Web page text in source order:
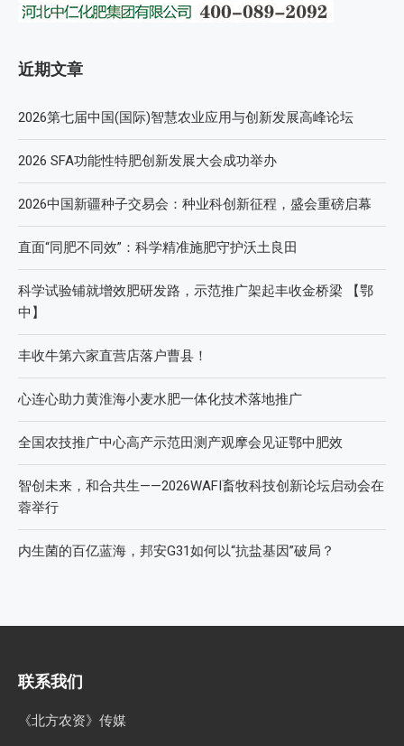
近期文章
2026第七届中国(国际)智慧农业应用与创新发展高峰论坛
2026 SFA功能性特肥创新发展大会成功举办
2026中国新疆种子交易会：种业科创新征程，盛会重磅启幕
直面“同肥不同效”：科学精准施肥守护沃土良田
科学试验铺就增效肥研发路，示范推广架起丰收金桥梁 【鄂
中】
丰收牛第六家直营店落户曹县！
心连心助力黄淮海小麦水肥一体化技术落地推广
全国农技推广中心高产示范田测产观摩会见证鄂中肥效
智创未来，和合共生——2026WAFI畜牧科技创新论坛启动会在
蓉举行
内生菌的百亿蓝海，邦安G31如何以“抗盐基因”破局？
联系我们
《北方农资》传媒